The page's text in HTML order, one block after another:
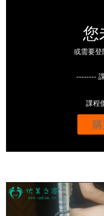
您
或需要登
--------
課程